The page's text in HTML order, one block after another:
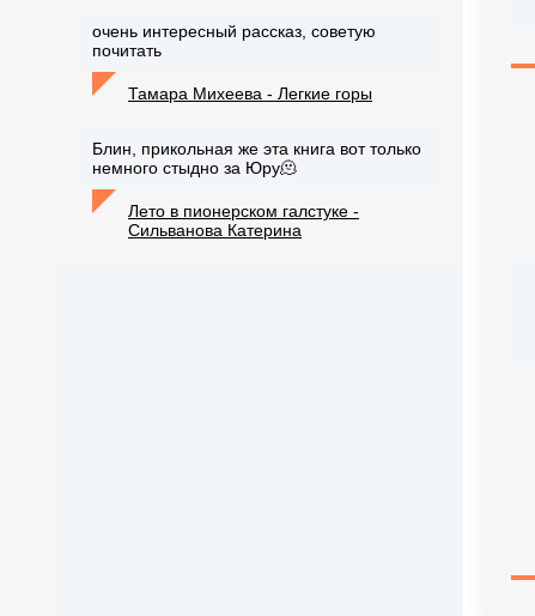
очень интересный рассказ, советую
почитать
Тамара Михеева - Легкие горы
Блин, прикольная же эта книга вот только
немного стыдно за Юру🫠
Лето в пионерском галстуке -
Сильванова Катерина